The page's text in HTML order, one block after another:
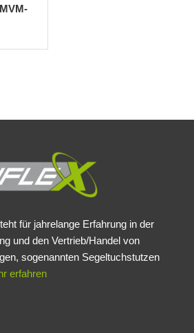
für jahrelange Erfahrung in der
und den Vertrieb/Handel von
sogenannten Segeltuchstutzen
erfahren